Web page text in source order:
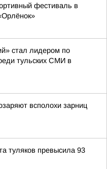
фестиваль в
стал лидером по
тульских СМИ в
всполохи зарниц
туляков превысила 93